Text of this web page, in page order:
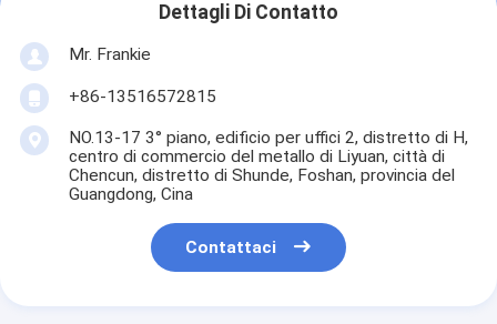
Dettagli Di Contatto
Mr. Frankie
+86-13516572815
NO.13-17 3° piano, edificio per uffici 2, distretto di H,
centro di commercio del metallo di Liyuan, città di
Chencun, distretto di Shunde, Foshan, provincia del
Guangdong, Cina
Contattaci